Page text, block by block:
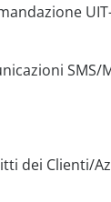
UIT-
SMS/
dei Clienti/